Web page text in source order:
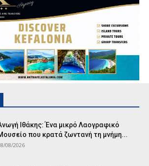
Ιθάκης: Ένα μικρό Λαογραφικό
που κρατά ζωντανή τη μνήμη...
08/2026